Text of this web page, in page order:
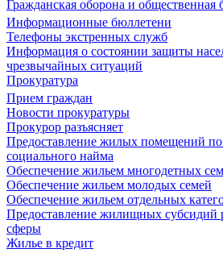
Гражданская оборона и общественная
Информационные бюллетени
Телефоны экстренных служб
Информация о состоянии защиты
чрезвычайных ситуаций
Прокуратура
Прием граждан
Новости прокуратуры
Прокурор разъясняет
Предоставление жилых помещений по
социального найма
Обеспечение жильем многодетных
Обеспечение жильем молодых семей
Обеспечение жильем отдельных
Предоставление жилищных субсидий
сферы
Жилье в кредит